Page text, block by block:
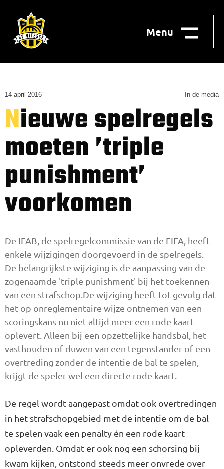
Menu
14 april 2016 In de media
Nieuwe spelregels
moeten ’triple
punishment’
voorkomen
De IFAB, de spelregelcommissie van de FIFA, heeft
enkele wijzigingen doorgevoerd in de spelregels.
De belangrijkste wijziging is de aanpassing van de
zogenaamde 'triple punishment' bij het toekennen
van een strafschop.De wijziging heeft tot gevolg dat
het op onreglementaire wijze ontnemen van een
scoringskans nu niet altijd meer een rode kaart
oplevert. Alleen bij een opzettelijke handsbal, het
vasthouden of duwen van een tegenstander of een
overtreding zonder de intentie de bal te spelen,
krijgt de speler wel een directe rode kaart.
De regel wordt aangepast omdat ook overtredingen
in het strafschopgebied met de intentie om de bal
te spelen vaak een penalty én een rode kaart
opleverden. Omdat er ook nog een schorsing bij
kwam kijken, ontstond steeds meer onvrede over